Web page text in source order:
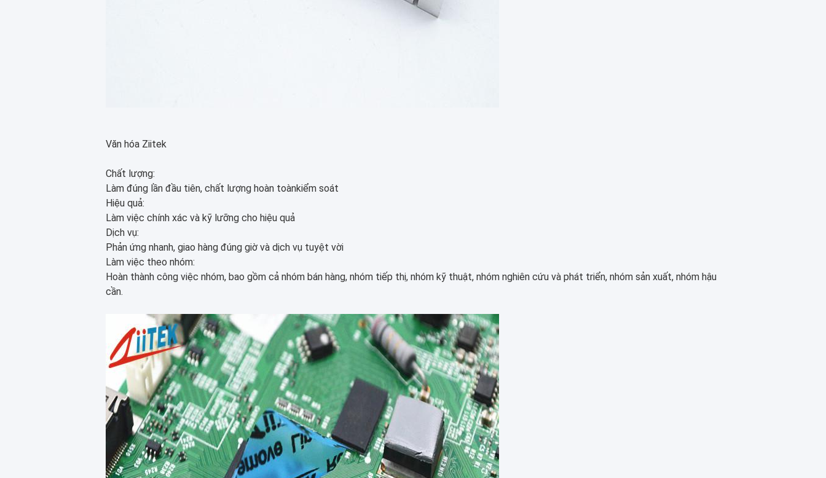
Văn hóa Ziitek
Chất lượng:
Làm đúng lần đầu tiên, chất lượng hoàn toànkiểm soát
Hiệu quả:
Làm việc chính xác và kỹ lưỡng cho hiệu quả
Dịch vụ:
Phản ứng nhanh, giao hàng đúng giờ và dịch vụ tuyệt vời
Làm việc theo nhóm:
Hoàn thành công việc nhóm, bao gồm cả nhóm bán hàng, nhóm tiếp thị, nhóm kỹ thuật, nhóm nghiên cứu và phát triển, nhóm sản xuất, nhóm hậu
cần.